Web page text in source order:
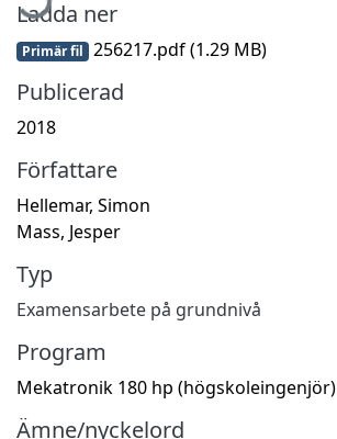
Ladda ner
Primär fil 256217.pdf(1.29 MB)
Publicerad
2018
Författare
Hellemar, Simon
Mass, Jesper
Typ
Examensarbete på grundnivå
Program
Mekatronik 180 hp (högskoleingenjör)
Ämne/nyckelord